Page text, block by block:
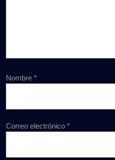
Nombre *
Correo electrónico *